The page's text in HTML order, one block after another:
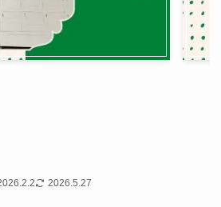
2026.5.27